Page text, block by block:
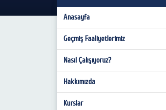
Anasayfa
Geçmiş Faaliyetlerimiz
2015-2016 DÖNEMİ FAALİYETLERİMİZ
2016-2017 DÖNEMİ FAALİYETLERİMİZ
2017-2018 DÖNEMİ FAALİYETLERİMİZ
Nasıl Çalışıyoruz?
Hakkımızda
Kalite Anlayışımız
Kurslar